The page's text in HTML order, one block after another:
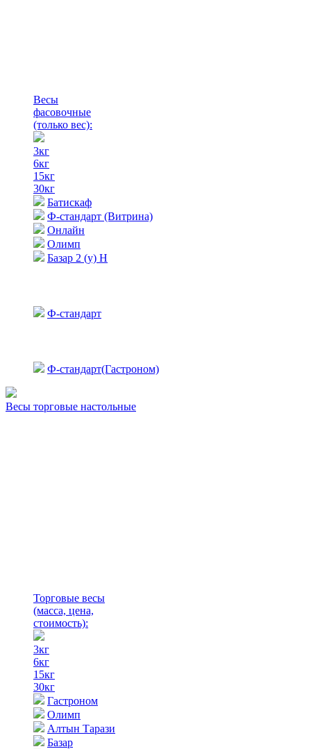
Весы
фасовочные
(только вес):
3кг
6кг
15кг
30кг
Батискаф
Ф-стандарт (Витрина)
Онлайн
Олимп
Базар 2 (у) Н
Ф-стандарт
Ф-стандарт(Гастроном)
Весы торговые настольные
Торговые весы
(масса, цена,
стоимость):
3кг
6кг
15кг
30кг
Гастроном
Олимп
Алтын Тарази
Базар